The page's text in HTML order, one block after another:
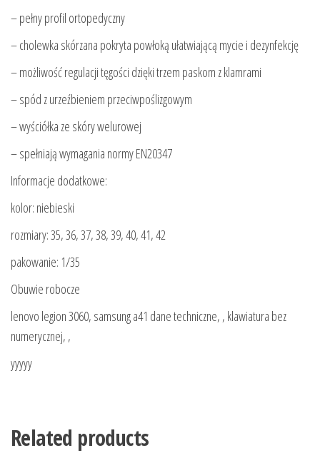
– pełny profil ortopedyczny
– cholewka skórzana pokryta powłoką ułatwiającą mycie i dezynfekcję
– możliwość regulacji tęgości dzięki trzem paskom z klamrami
– spód z urzeźbieniem przeciwpoślizgowym
– wyściółka ze skóry welurowej
– spełniają wymagania normy EN20347
Informacje dodatkowe:
kolor: niebieski
rozmiary: 35, 36, 37, 38, 39, 40, 41, 42
pakowanie: 1/35
Obuwie robocze
lenovo legion 3060, samsung a41 dane techniczne, , klawiatura bez
numerycznej, ,
yyyyy
Related products